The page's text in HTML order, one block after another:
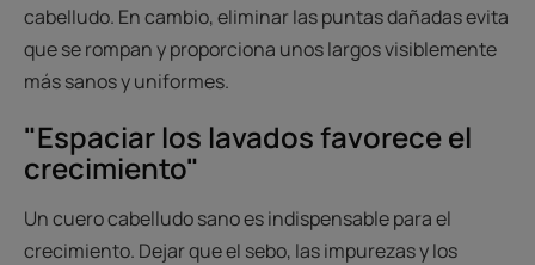
cabelludo. En cambio, eliminar las puntas dañadas evita
que se rompan y proporciona unos largos visiblemente
más sanos y uniformes.
"Espaciar los lavados favorece el
crecimiento"
Un cuero cabelludo sano es indispensable para el
crecimiento. Dejar que el sebo, las impurezas y los